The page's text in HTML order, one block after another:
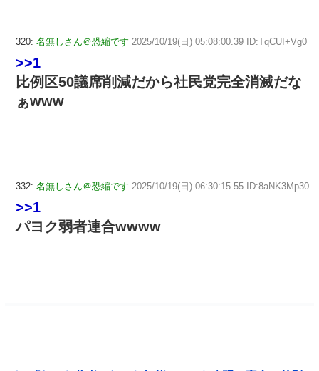
320: 名無しさん＠恐縮です 2025/10/19(日) 05:08:00.39 ID:TqCUI+Vg0
>>1
比例区50議席削減だから社民党完全消滅だな
ぁwww
332: 名無しさん＠恐縮です 2025/10/19(日) 06:30:15.55 ID:8aNK3Mp30
>>1
パヨク弱者連合wwww